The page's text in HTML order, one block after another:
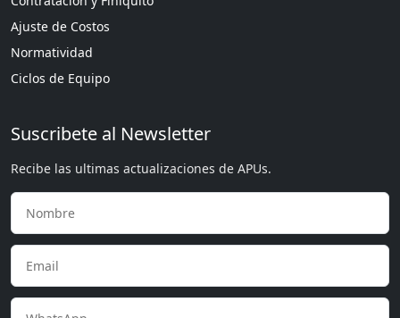
Ajuste de Costos
Normatividad
Ciclos de Equipo
Suscribete al Newsletter
Recibe las ultimas actualizaciones de APUs.